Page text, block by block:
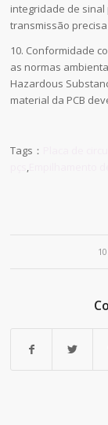
integridade de
transmissão
10. Conformidade
as normas
Hazardous
material da PCB
Tags：
,